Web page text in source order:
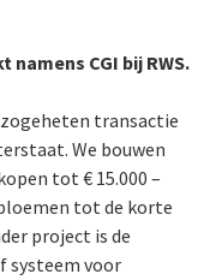
CGI bij RWS.
transactie
We bouwen
tot € 15.000 –
tot de korte
project is de
systeem voor